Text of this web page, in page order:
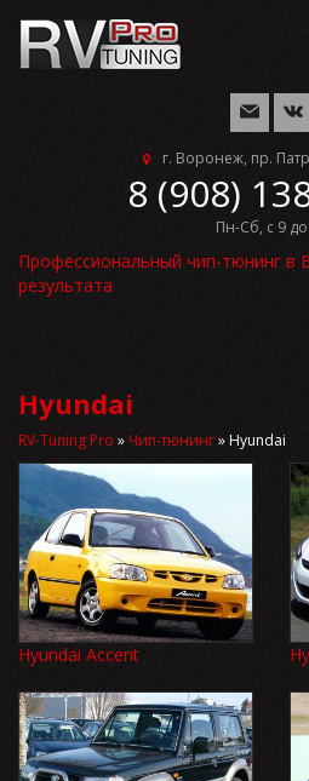
г. Воронеж, пр.
8 (908)
Пн-Сб, с 9
Профессиональный чип-тюнинг в
результата
Hyundai
RV-Tuning Pro » Чип-тюнинг» Hyundai
Hyundai Accent